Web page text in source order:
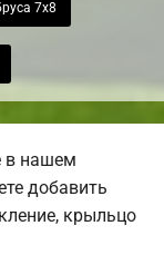
7х8
в нашем
добавить
крыльцо